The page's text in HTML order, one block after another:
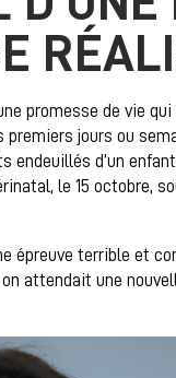
Linkedin
emailpromesse de vie
jours ou
endeuillés d’un
le 15 octobre,
épreuve terrible et
attendait une